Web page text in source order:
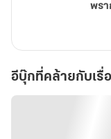
พรา
อีบุ๊กที่คล้ายกับเรื่